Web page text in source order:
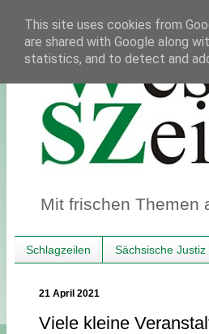
Mit frischen Themen
Schlagzeilen Sächsische Justiz
21 April 2021
Viele kleine
This site uses cookies from
are shared with Google along
statistics, and to detect and